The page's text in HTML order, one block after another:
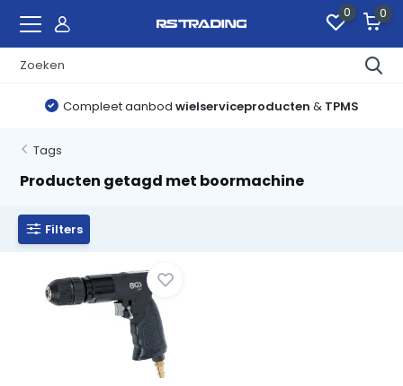
0 0
Compleet aanbod wielserviceproducten & TPMS
Tags
Producten getagd met boormachine
Filters